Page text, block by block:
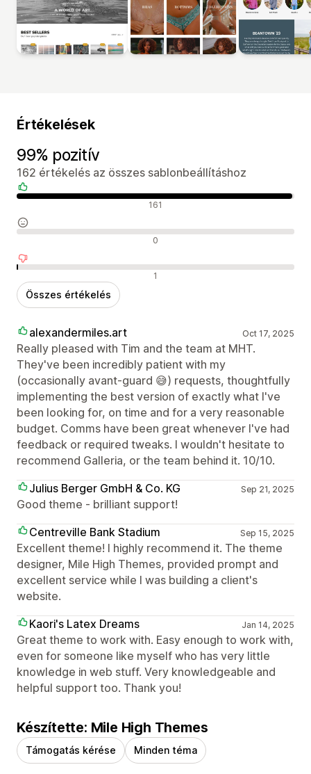
Értékelések
99% pozitív
162 értékelés az összes sablonbeállításhoz
Pozitív értékelések 161
Semleges értékelések 0
Negatív értékelések 1
Összes értékelés
alexandermiles.art Oct 17, 2025
Really pleased with Tim and the team at MHT.
They've been incredibly patient with my
(occasionally avant-guard 😅) requests, thoughtfully
implementing the best version of exactly what I've
been looking for, on time and for a very reasonable
budget. Comms have been great whenever I've had
feedback or required tweaks. I wouldn't hesitate to
recommend Galleria, or the team behind it. 10/10.
Julius Berger GmbH & Co. KG
Sep 21, 2025
Good theme - brilliant support!
Centreville Bank Stadium
Sep 15, 2025
Excellent theme! I highly recommend it. The theme
designer, Mile High Themes, provided prompt and
excellent service while I was building a client's
website.
Kaori's Latex Dreams
Jan 14, 2025
Great theme to work with. Easy enough to work with,
even for someone like myself who has very little
knowledge in web stuff. Very knowledgeable and
helpful support too. Thank you!
Készítette: Mile High Themes
Támogatás kérése Minden téma